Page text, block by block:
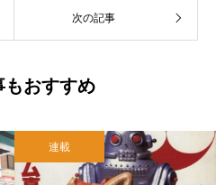
次の記事
もおすすめ
連載